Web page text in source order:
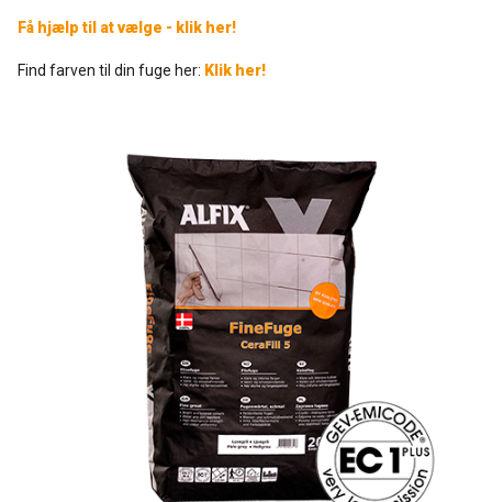
Rense- og plejemidler
Trinlydsdæmpning
Downloads
Få hjælp til at vælge - klik her!
Find farven til din fuge her: Klik her!